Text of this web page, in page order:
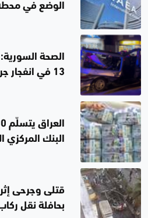
الوضع في محطة
الصحة
13 في انفجار جرمانا
البنك المركزي
قتلى وجرحى
بحافلة نقل